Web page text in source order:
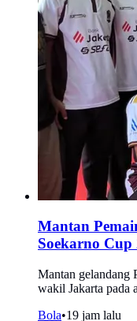
Mantan
Soekarno Cup
Mantan gelandang
wakil Jakarta pada
Bola•19 jam lalu